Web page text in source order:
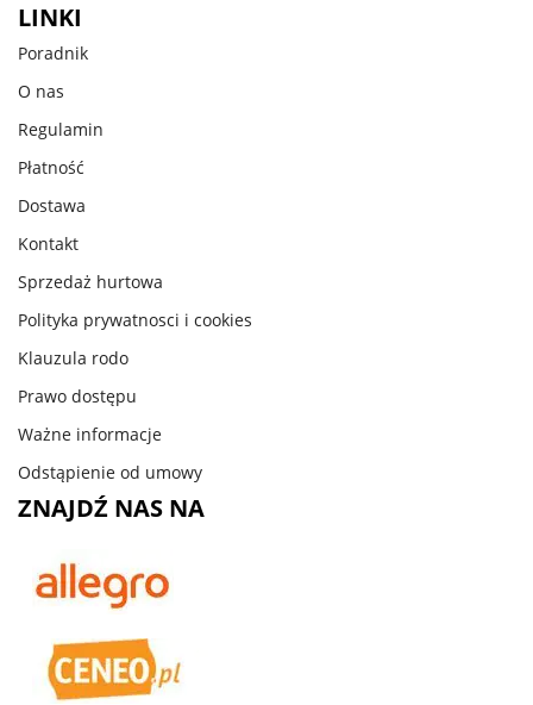
LINKI
Poradnik
O nas
Regulamin
Płatność
Dostawa
Kontakt
Sprzedaż hurtowa
Polityka prywatnosci i cookies
Klauzula rodo
Prawo dostępu
Ważne informacje
Odstąpienie od umowy
ZNAJDŹ NAS NA